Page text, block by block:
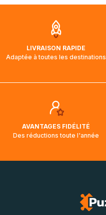
aura touché terre.
LIVRAISON RAPIDE
Adaptée à toutes les destinations
AVANTAGES FIDÉLITÉ
Des réductions toute l'année